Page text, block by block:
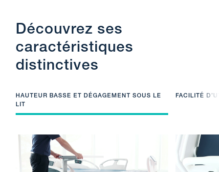
Découvrez ses
caractéristiques
distinctives
HAUTEUR BASSE ET DÉGAGEMENT SOUS LE
LIT
FACILITÉ